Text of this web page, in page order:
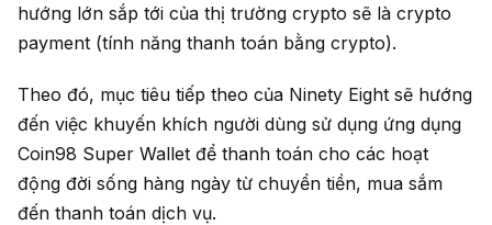
hướng lớn sắp tới của thị trường crypto sẽ là crypto
payment (tính năng thanh toán bằng crypto).
Theo đó, mục tiêu tiếp theo của Ninety Eight sẽ hướng
đến việc khuyến khích người dùng sử dụng ứng dụng
Coin98 Super Wallet để thanh toán cho các hoạt
động đời sống hàng ngày từ chuyển tiền, mua sắm
đến thanh toán dịch vụ.